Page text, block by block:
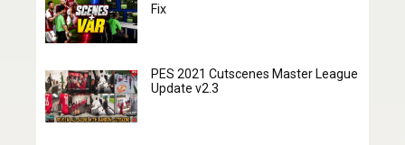
Fix
PES 2021 Cutscenes Master League
Update v2.3